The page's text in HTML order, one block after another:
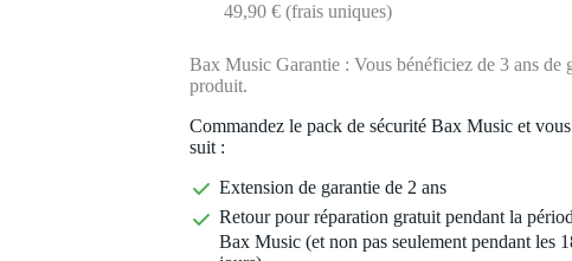
49,90 € (frais uniques)
Bax Music Garantie : Vous bénéficiez de 3 ans de
produit.
Commandez le pack de sécurité Bax Music et
suit :
Extension de garantie de 2 ans
Retour pour réparation gratuit pendant la
Bax Music (et non pas seulement pendant les